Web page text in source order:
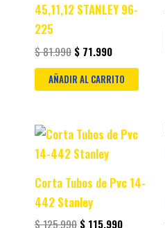
45,11,12 STANLEY 96-
225
$81.990 $ 71.990
AÑADIR AL CARRITO
Corta Tubos de Pvc 14-
442 Stanley
$125.990
Original
price
was:
$ 115.990
Current
price